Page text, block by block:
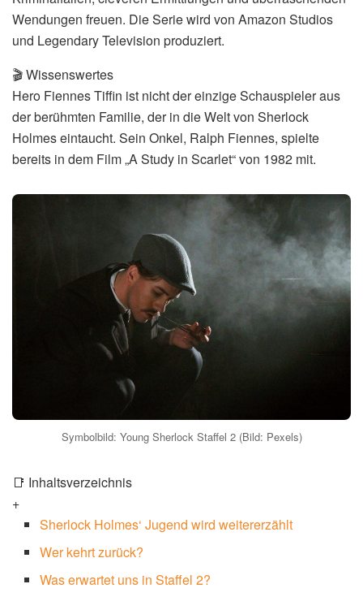
Wendungen freuen. Die Serie wird von Amazon Studios
und Legendary Television produziert.
🎬 Wissenswertes
Hero Fiennes Tiffin ist nicht der einzige Schauspieler aus
der berühmten Familie, der in die Welt von Sherlock
Holmes eintaucht. Sein Onkel, Ralph Fiennes, spielte
bereits in dem Film „A Study in Scarlet“ von 1982 mit.
Symbolbild: Young Sherlock Staffel 2 (Bild: Pexels)
📑 Inhaltsverzeichnis
+
Sherlock Holmes‘ Jugend wird weitererzählt
Wer kehrt zurück?
Was erwartet uns in Staffel 2?